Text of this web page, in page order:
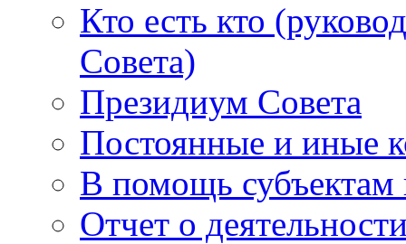
Кто есть кто
Совета)
Президиум Совета
Постоянные и иные
В помощь субъектам
Отчет о